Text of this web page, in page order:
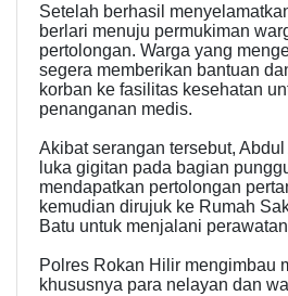
Setelah berhasil
berlari menuju permukiman
pertolongan. Warga yang
segera memberikan bantuan
korban ke fasilitas kesehatan
penanganan medis.
Akibat serangan tersebut,
luka gigitan pada bagian
mendapatkan pertolongan
kemudian dirujuk ke Rumah
Batu untuk menjalani
Polres Rokan Hilir mengimbau
khususnya para nelayan dan